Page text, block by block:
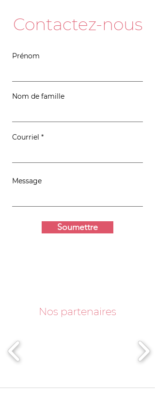
Contactez-nous
Prénom
Nom de famille
Courriel
Message
Soumettre
Nos partenaires